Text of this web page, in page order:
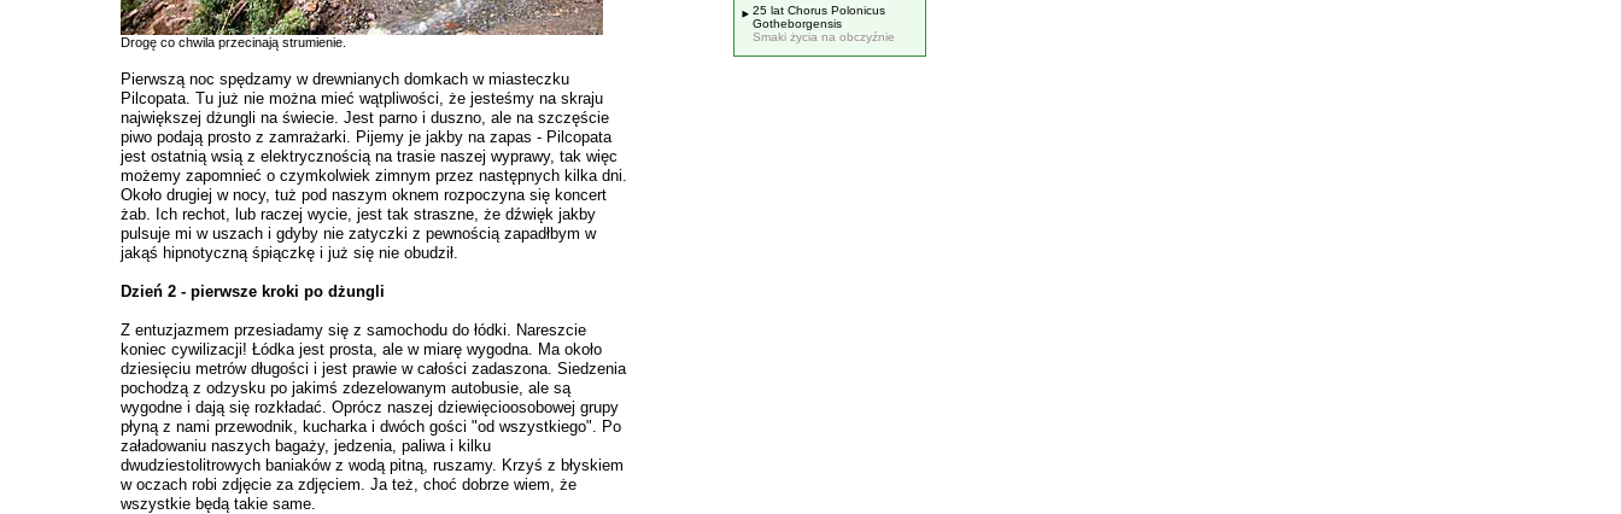
Drogę co chwila przecinają strumienie.
Pierwszą noc spędzamy w drewnianych domkach w miasteczku
Pilcopata. Tu już nie można mieć wątpliwości, że jesteśmy na skraju
największej dżungli na świecie. Jest parno i duszno, ale na szczęście
piwo podają prosto z zamrażarki. Pijemy je jakby na zapas - Pilcopata
jest ostatnią wsią z elektrycznością na trasie naszej wyprawy, tak więc
możemy zapomnieć o czymkolwiek zimnym przez następnych kilka dni.
Około drugiej w nocy, tuż pod naszym oknem rozpoczyna się koncert
żab. Ich rechot, lub raczej wycie, jest tak straszne, że dźwięk jakby
pulsuje mi w uszach i gdyby nie zatyczki z pewnością zapadłbym w
jakąś hipnotyczną śpiączkę i już się nie obudził.
Dzień 2 - pierwsze kroki po dżungli
Z entuzjazmem przesiadamy się z samochodu do łódki. Nareszcie
koniec cywilizacji! Łódka jest prosta, ale w miarę wygodna. Ma około
dziesięciu metrów długości i jest prawie w całości zadaszona. Siedzenia
pochodzą z odzysku po jakimś zdezelowanym autobusie, ale są
wygodne i dają się rozkładać. Oprócz naszej dziewięcioosobowej grupy
płyną z nami przewodnik, kucharka i dwóch gości "od wszystkiego". Po
załadowaniu naszych bagaży, jedzenia, paliwa i kilku
dwudziestolitrowych baniaków z wodą pitną, ruszamy. Krzyś z błyskiem
w oczach robi zdjęcie za zdjęciem. Ja też, choć dobrze wiem, że
wszystkie będą takie same.
25 lat Chorus Polonicus
Gotheborgensis
Smaki życia na obczyźnie